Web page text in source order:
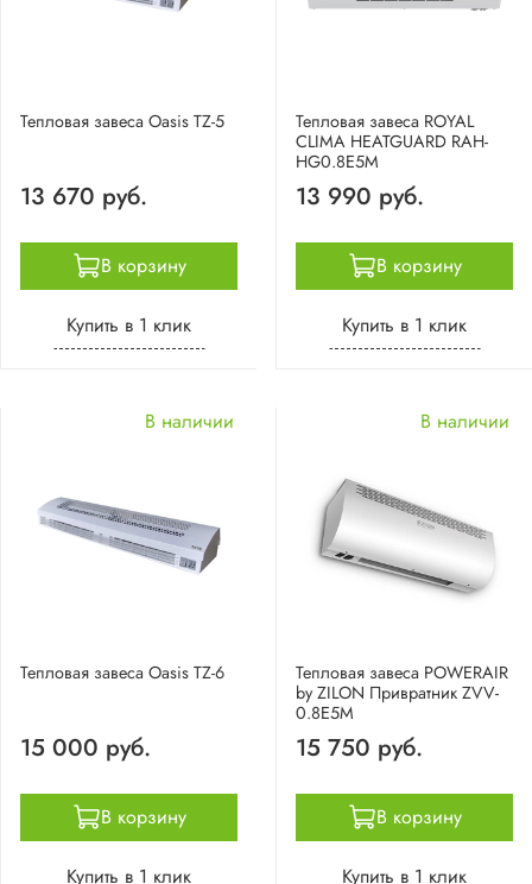
Тепловая завеса Oasis TZ-5
13 670 руб.
В корзину
Купить в 1 клик
Тепловая завеса ROYAL
CLIMA HEATGUARD RAH-
HG0.8E5M
13 990 руб.
В корзину
Купить в 1 клик
Тепловая завеса Oasis TZ-6
В наличии
15 000 руб.
В корзину
Купить в 1 клик
Тепловая завеса POWERAIR
by ZILON Привратник ZVV-
0.8E5M
В наличии
15 750 руб.
В корзину
Купить в 1 клик